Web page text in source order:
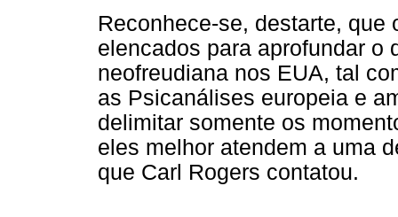
Reconhece-se, destarte, que
elencados para aprofundar o
neofreudiana nos EUA, tal
as Psicanálises europeia e
delimitar somente os
eles melhor atendem a uma
que Carl Rogers contatou.